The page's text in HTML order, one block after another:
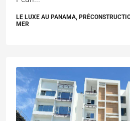
LE LUXE AU PANAMA,
MER